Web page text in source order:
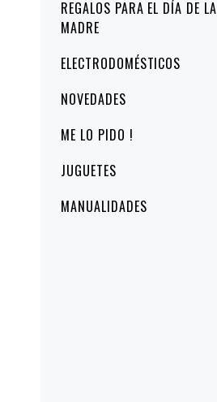
REGALOS PARA EL DÍA DE LA
MADRE
ELECTRODOMÉSTICOS
NOVEDADES
ME LO PIDO !
JUGUETES
MANUALIDADES